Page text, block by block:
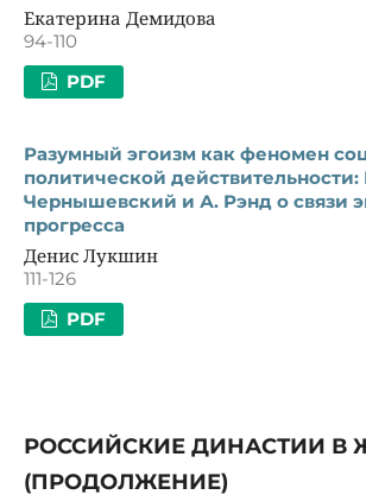
Екатерина Демидова
94-110
PDF
Разумный эгоизм как феномен
политической действительности:
Чернышевский и А. Рэнд о связи
прогресса
Денис Лукшин
111-126
PDF
РОССИЙСКИЕ ДИНАСТИИ В
(ПРОДОЛЖЕНИЕ)